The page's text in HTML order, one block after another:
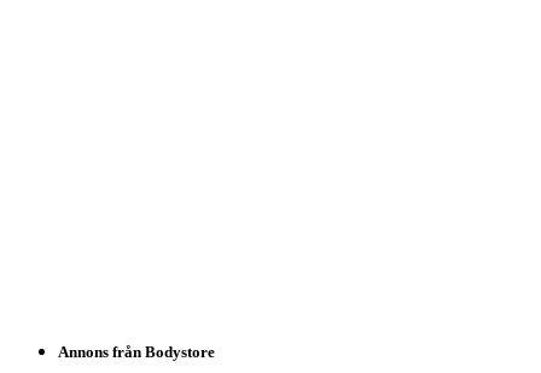
Annons från Bodystore